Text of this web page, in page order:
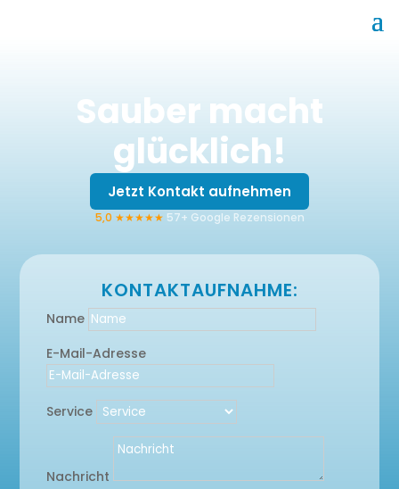
Sauber macht
glücklich!
Jetzt Kontakt aufnehmen
5,0 ★★★★★ 57+ Google Rezensionen
KONTAKTAUFNAHME:
Name
E-Mail-Adresse
Service
Nachricht